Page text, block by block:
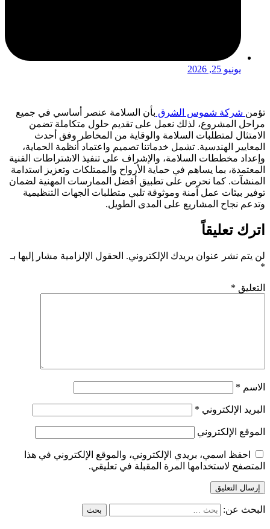
يونيو 25, 2026
تؤمن شركة شموس الشرق بأن السلامة عنصر أساسي في جميع
مراحل المشروع، لذلك نعمل على تقديم حلول متكاملة تضمن
الامتثال لمتطلبات السلامة والوقاية من المخاطر وفق أحدث
المعايير الهندسية. تشمل خدماتنا تصميم واعتماد أنظمة الحماية،
وإعداد مخططات السلامة، والإشراف على تنفيذ الاشتراطات الفنية
المعتمدة، بما يساهم في حماية الأرواح والممتلكات وتعزيز استدامة
المنشآت. كما نحرص على تطبيق أفضل الممارسات المهنية لضمان
توفير بيئات عمل آمنة وموثوقة تلبي متطلبات الجهات التنظيمية
وتدعم نجاح المشاريع على المدى الطويل.
اترك تعليقاً
لن يتم نشر عنوان بريدك الإلكتروني. الحقول الإلزامية مشار إليها بـ
*
التعليق *
الاسم *
البريد الإلكتروني *
الموقع الإلكتروني
احفظ اسمي، بريدي الإلكتروني، والموقع الإلكتروني في هذا
المتصفح لاستخدامها المرة المقبلة في تعليقي.
البحث عن: